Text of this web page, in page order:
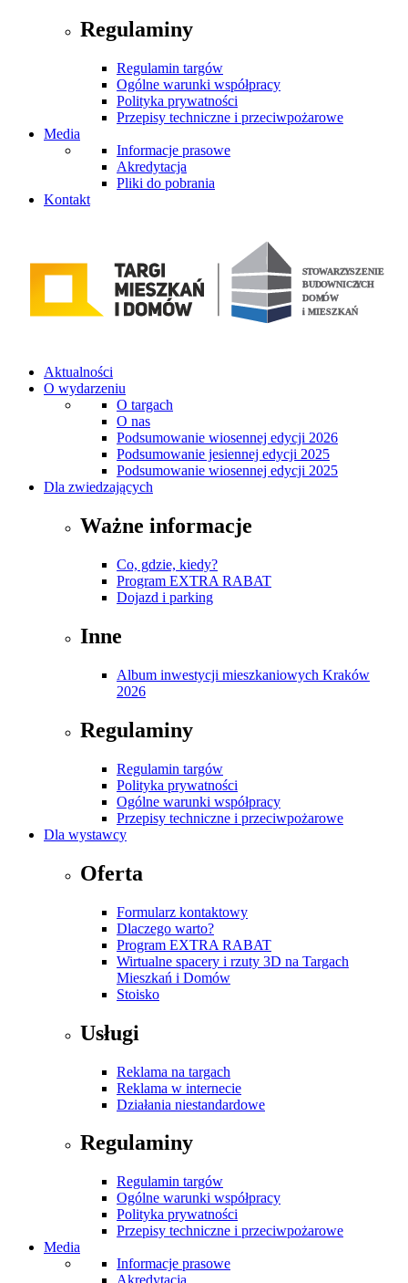
Regulaminy
Regulamin targów
Ogólne warunki współpracy
Polityka prywatności
Przepisy techniczne i przeciwpożarowe
Media
Informacje prasowe
Akredytacja
Pliki do pobrania
Kontakt
Aktualności
O wydarzeniu
O targach
O nas
Podsumowanie wiosennej edycji 2026
Podsumowanie jesiennej edycji 2025
Podsumowanie wiosennej edycji 2025
Dla zwiedzających
Ważne informacje
Co, gdzie, kiedy?
Program EXTRA RABAT
Dojazd i parking
Inne
Album inwestycji mieszkaniowych Kraków
2026
Regulaminy
Regulamin targów
Polityka prywatności
Ogólne warunki współpracy
Przepisy techniczne i przeciwpożarowe
Dla wystawcy
Oferta
Formularz kontaktowy
Dlaczego warto?
Program EXTRA RABAT
Wirtualne spacery i rzuty 3D na Targach
Mieszkań i Domów
Stoisko
Usługi
Reklama na targach
Reklama w internecie
Działania niestandardowe
Regulaminy
Regulamin targów
Ogólne warunki współpracy
Polityka prywatności
Przepisy techniczne i przeciwpożarowe
Media
Informacje prasowe